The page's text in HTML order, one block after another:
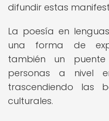
difundir estas
La poesía en
una forma de
también un
personas a nivel
trascendiendo las
culturales.